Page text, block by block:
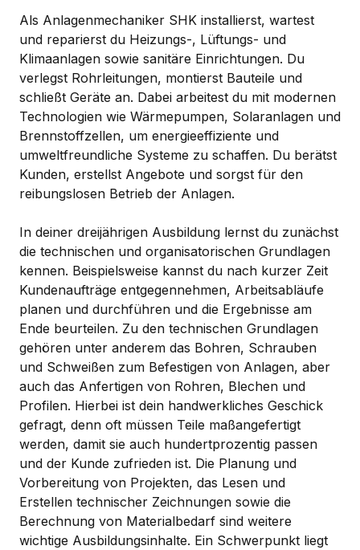
Als Anlagenmechaniker SHK installierst, wartest
und reparierst du Heizungs-, Lüftungs- und
Klimaanlagen sowie sanitäre Einrichtungen. Du
verlegst Rohrleitungen, montierst Bauteile und
schließt Geräte an. Dabei arbeitest du mit modernen
Technologien wie Wärmepumpen, Solaranlagen und
Brennstoffzellen, um energieeffiziente und
umweltfreundliche Systeme zu schaffen. Du berätst
Kunden, erstellst Angebote und sorgst für den
reibungslosen Betrieb der Anlagen.
In deiner dreijährigen Ausbildung lernst du zunächst
die technischen und organisatorischen Grundlagen
kennen. Beispielsweise kannst du nach kurzer Zeit
Kundenaufträge entgegennehmen, Arbeitsabläufe
planen und durchführen und die Ergebnisse am
Ende beurteilen. Zu den technischen Grundlagen
gehören unter anderem das Bohren, Schrauben
und Schweißen zum Befestigen von Anlagen, aber
auch das Anfertigen von Rohren, Blechen und
Profilen. Hierbei ist dein handwerkliches Geschick
gefragt, denn oft müssen Teile maßangefertigt
werden, damit sie auch hundertprozentig passen
und der Kunde zufrieden ist. Die Planung und
Vorbereitung von Projekten, das Lesen und
Erstellen technischer Zeichnungen sowie die
Berechnung von Materialbedarf sind weitere
wichtige Ausbildungsinhalte. Ein Schwerpunkt liegt